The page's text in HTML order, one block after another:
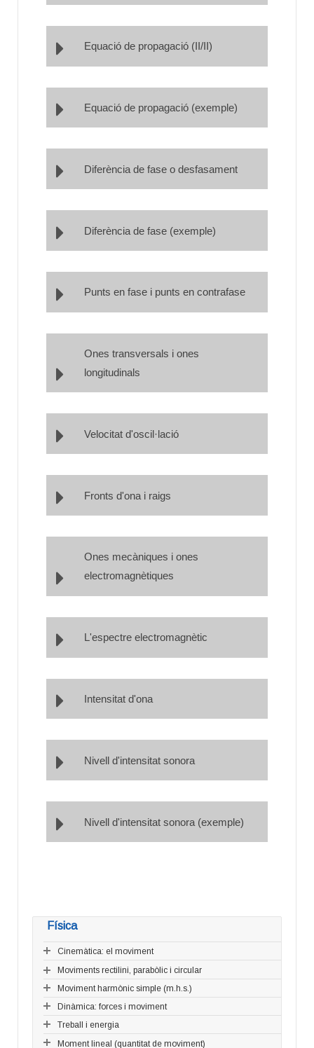
Equació de propagació (II/II)
Equació de propagació (exemple)
Diferència de fase o desfasament
Diferència de fase (exemple)
Punts en fase i punts en contrafase
Ones transversals i ones
longitudinals
Velocitat d'oscil·lació
Fronts d'ona i raigs
Ones mecàniques i ones
electromagnètiques
L'espectre electromagnètic
Intensitat d'ona
Nivell d'intensitat sonora
Nivell d'intensitat sonora (exemple)
Física
Cinemàtica: el moviment
Moviments rectilini, parabòlic i circular
Moviment harmònic simple (m.h.s.)
Dinàmica: forces i moviment
Treball i energia
Moment lineal (quantitat de moviment)